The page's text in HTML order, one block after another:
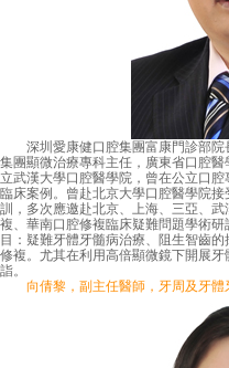
深圳愛康健口腔集團富康門診部院
集團顯微治療專科主任，廣東省口腔
立武漢大學口腔醫學院，曾在公立口
臨床案例。曾赴北京大學口腔醫學院
訓，多次應邀赴北京、上海、三亞、
複、華南口腔修複臨床疑難問題學術
目：疑難牙體牙髓病治療、阻生智齒
修複。尤其在利用高倍顯微鏡下開展
詣。
向倩黎，副主任醫師，牙周及牙體